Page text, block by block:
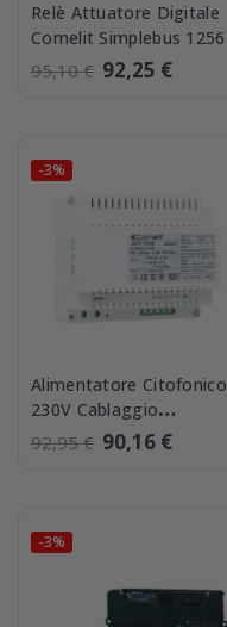
Relè Attuatore Digitale
Comelit Simplebus 1256
95,10 € 92,25 €
-3%
Alimentatore Citofonico
230V Cablaggio
Tradizionale Comelit
1538
92,95 € 90,16 €
-3%